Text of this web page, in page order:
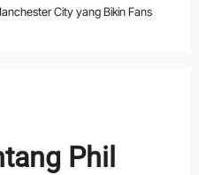
City yang Bikin Fans
Phil